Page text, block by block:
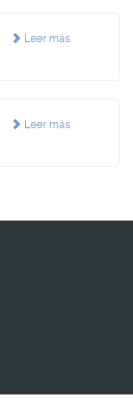
Leer más
Leer más